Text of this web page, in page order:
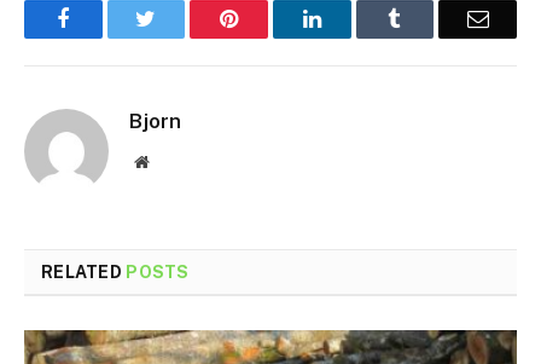
Facebook Pinterest LinkedIn Email
Bjorn
Website
RELATED POSTS